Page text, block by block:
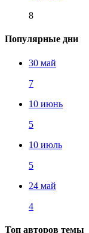
8
Популярные дни
30 май
7
10 июнь
5
10 июль
5
24 май
4
Топ авторов темы